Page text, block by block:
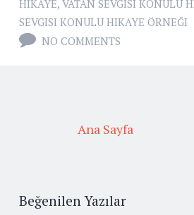
HIKAYE, VATAN SEVGISI KONULU
SEVGISI KONULU HIKAYE ÖRNEĞI
NO COMMENTS
Ana Sayfa
Beğenilen Yazılar